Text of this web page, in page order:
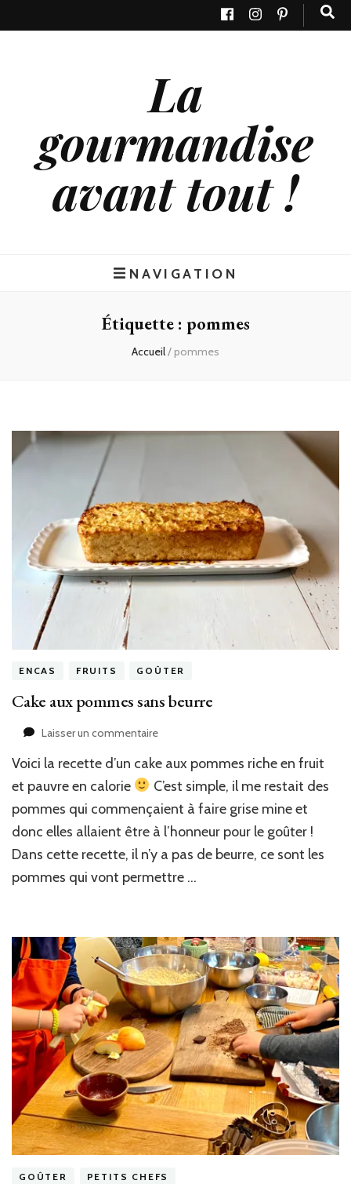
La
gourmandise
avant tout !
NAVIGATION
Étiquette : pommes
Accueil/ pommes
ENCAS FRUITS GOÛTER
Cake aux pommes sans beurre
Laisser un commentairesur
aux
pommes
beurre
Voici la recette d’un cake aux pommes riche en fruit
et pauvre en calorie
C’est simple, il me restait des
pommes qui commençaient à faire grise mine et
donc elles allaient être à l’honneur pour le goûter !
Dans cette recette, il n’y a pas de beurre, ce sont les
pommes qui vont permettre …
GOÛTER PETITS CHEFS